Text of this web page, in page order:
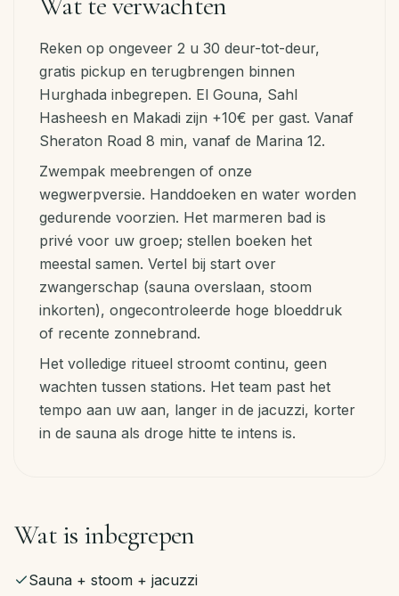
Reken op ongeveer 2 u 30 deur-tot-deur,
gratis pickup en terugbrengen binnen
Hurghada inbegrepen. El Gouna, Sahl
Hasheesh en Makadi zijn +10€ per gast. Vanaf
Sheraton Road 8 min, vanaf de Marina 12.
Zwempak meebrengen of onze
wegwerpversie. Handdoeken en water worden
gedurende voorzien. Het marmeren bad is
privé voor uw groep; stellen boeken het
meestal samen. Vertel bij start over
zwangerschap (sauna overslaan, stoom
inkorten), ongecontroleerde hoge bloeddruk
of recente zonnebrand.
Het volledige ritueel stroomt continu, geen
wachten tussen stations. Het team past het
tempo aan uw aan, langer in de jacuzzi, korter
in de sauna als droge hitte te intens is.
Wat is inbegrepen
Sauna + stoom + jacuzzi